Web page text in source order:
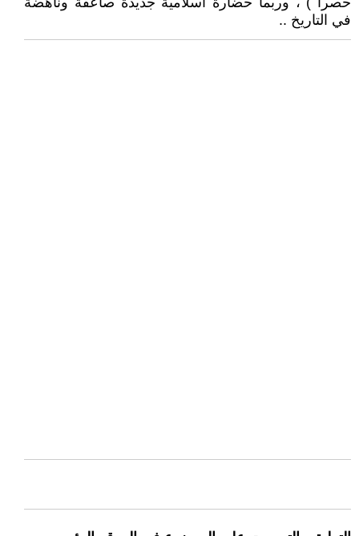
في التاريخ ..